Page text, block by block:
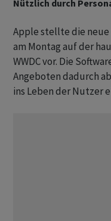
Nützlich durch
Apple stellte die
am Montag auf der
WWDC vor. Die
Angeboten dadurch
ins Leben der Nutzer